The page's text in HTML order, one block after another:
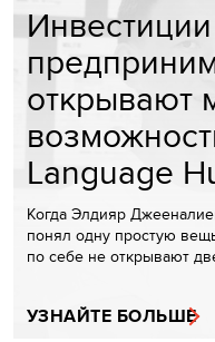
открывают
Language
Когда Элдияр
понял одну простую
по себе не открывают
УЗНАЙТЕ БОЛЬШЕ